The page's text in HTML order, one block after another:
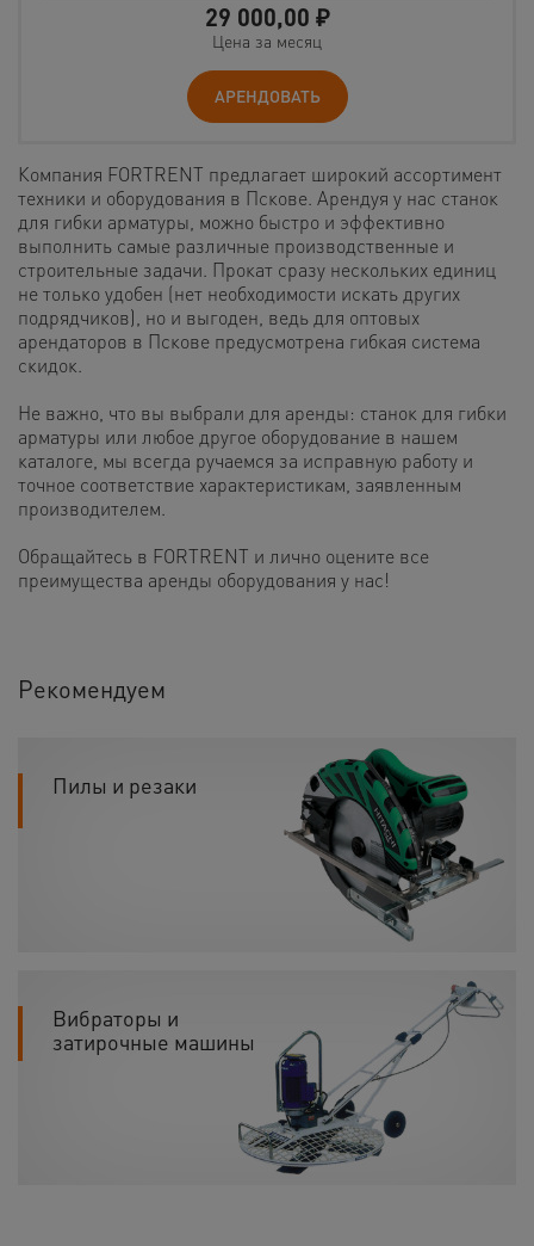
29 000,00 ₽
Цена за месяц
АРЕНДОВАТЬ
Компания FORTRENT предлагает широкий ассортимент
техники и оборудования в Пскове. Арендуя у нас станок
для гибки арматуры, можно быстро и эффективно
выполнить самые различные производственные и
строительные задачи. Прокат сразу нескольких единиц
не только удобен (нет необходимости искать других
подрядчиков), но и выгоден, ведь для оптовых
арендаторов в Пскове предусмотрена гибкая система
скидок.
Не важно, что вы выбрали для аренды: станок для гибки
арматуры или любое другое оборудование в нашем
каталоге, мы всегда ручаемся за исправную работу и
точное соответствие характеристикам, заявленным
производителем.
Обращайтесь в FORTRENT и лично оцените все
преимущества аренды оборудования у нас!
Рекомендуем
Пилы и резаки
Вибраторы и
затирочные машины